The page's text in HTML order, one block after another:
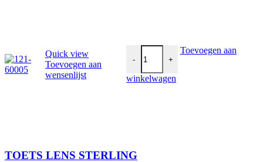
Quick view
Toevoegen aan
wensenlijst
-
TOETS LENS STERLING aantal
+
Toevoegen aan
winkelwagen
TOETS LENS STERLING